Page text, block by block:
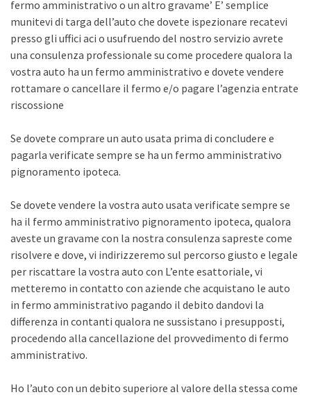
fermo amministrativo o un altro gravame’ E’ semplice
munitevi di targa dell’auto che dovete ispezionare recatevi
presso gli uffici aci o usufruendo del nostro servizio avrete
una consulenza professionale su come procedere qualora la
vostra auto ha un fermo amministrativo e dovete vendere
rottamare o cancellare il fermo e/o pagare l’agenzia entrate
riscossione
Se dovete comprare un auto usata prima di concludere e
pagarla verificate sempre se ha un fermo amministrativo
pignoramento ipoteca.
Se dovete vendere la vostra auto usata verificate sempre se
ha il fermo amministrativo pignoramento ipoteca, qualora
aveste un gravame con la nostra consulenza sapreste come
risolvere e dove, vi indirizzeremo sul percorso giusto e legale
per riscattare la vostra auto con L’ente esattoriale, vi
metteremo in contatto con aziende che acquistano le auto
in fermo amministrativo pagando il debito dandovi la
differenza in contanti qualora ne sussistano i presupposti,
procedendo alla cancellazione del provvedimento di fermo
amministrativo.
Ho l’auto con un debito superiore al valore della stessa come